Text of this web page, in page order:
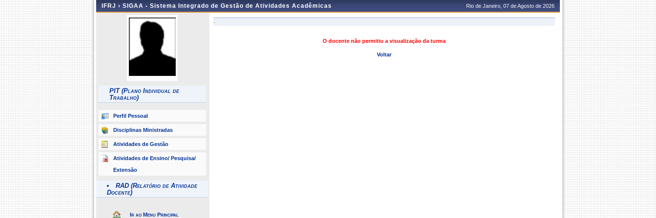
IFRJ › SIGAA - Sistema Integrado de Gestão de Atividades Acadêmicas Rio de Janeiro, 07 de Agosto de 2026
PIT (Plano Individual de
Trabalho)
Perfil Pessoal
Disciplinas Ministradas
Atividades de Gestão
Atividades de Ensino/ Pesquisa/
Extensão
RAD (Relatório de Atividade
Docente)
Ir ao Menu Principal
-
O docente não permitiu a visualização da turma
Voltar